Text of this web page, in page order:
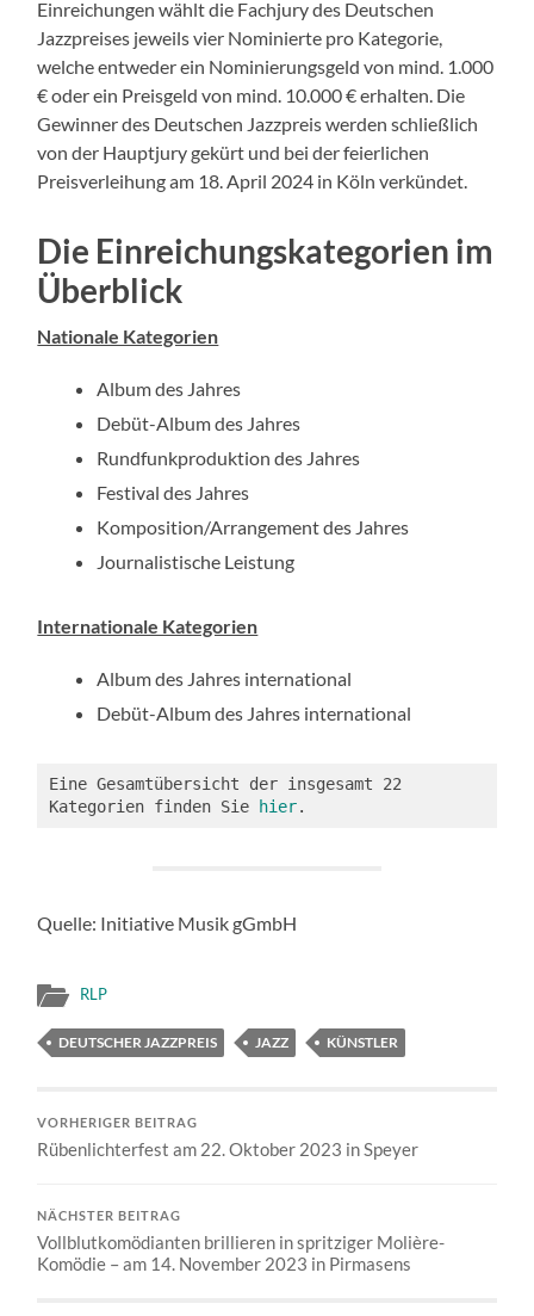
Einreichungen wählt die Fachjury des Deutschen
Jazzpreises jeweils vier Nominierte pro Kategorie,
welche entweder ein Nominierungsgeld von mind. 1.000
€ oder ein Preisgeld von mind. 10.000 € erhalten. Die
Gewinner des Deutschen Jazzpreis werden schließlich
von der Hauptjury gekürt und bei der feierlichen
Preisverleihung am 18. April 2024 in Köln verkündet.
Die Einreichungskategorien im
Überblick
Nationale Kategorien
Album des Jahres
Debüt-Album des Jahres
Rundfunkproduktion des Jahres
Festival des Jahres
Komposition/Arrangement des Jahres
Journalistische Leistung
Internationale Kategorien
Album des Jahres international
Debüt-Album des Jahres international
Eine Gesamtübersicht der insgesamt 22
Kategorien finden Sie
hier.
Quelle: Initiative Musik gGmbH
RLP
DEUTSCHER JAZZPREIS JAZZ KÜNSTLER
VORHERIGER BEITRAG
Rübenlichterfest am 22. Oktober 2023 in Speyer
NÄCHSTER BEITRAG
Vollblutkomödianten brillieren in spritziger Molière-
Komödie – am 14. November 2023 in Pirmasens